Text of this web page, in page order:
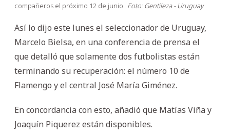
compañeros el próximo 12 de junio. Foto: Gentileza - Uruguay
Así lo dijo este lunes el seleccionador de Uruguay,
Marcelo Bielsa, en una conferencia de prensa el
que detalló que solamente dos futbolistas están
terminando su recuperación: el número 10 de
Flamengo y el central José María Giménez.
En concordancia con esto, añadió que Matías Viña y
Joaquín Piquerez están disponibles.